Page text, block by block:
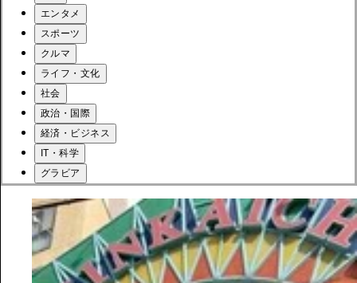
エンタメ
スポーツ
クルマ
ライフ・文化
社会
政治・国際
経済・ビジネス
IT・科学
グラビア